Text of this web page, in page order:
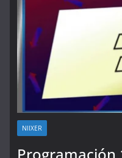
NIIXER
Programación